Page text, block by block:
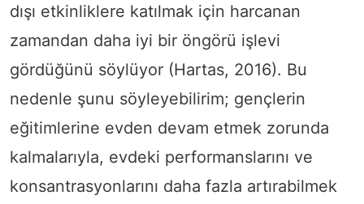
dışı etkinliklere katılmak için harcanan
zamandan daha iyi bir öngörü işlevi
gördüğünü söylüyor (Hartas, 2016). Bu
nedenle şunu söyleyebilirim; gençlerin
eğitimlerine evden devam etmek zorunda
kalmalarıyla, evdeki performanslarını ve
konsantrasyonlarını daha fazla artırabilmek